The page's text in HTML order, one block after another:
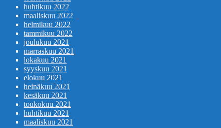
huhtikuu 2022
maaliskuu 2022
helmikuu 2022
tammikuu 2022
joulukuu 2021
marraskuu 2021
lokakuu 2021
syyskuu 2021
elokuu 2021
heinäkuu 2021
kesäkuu 2021
toukokuu 2021
huhtikuu 2021
maaliskuu 2021